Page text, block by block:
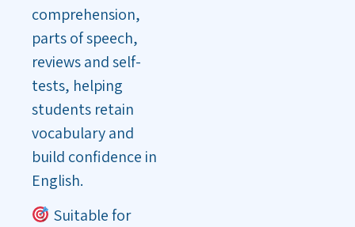
comprehension,
parts of speech,
reviews and self-
tests, helping
students retain
vocabulary and
build confidence in
English.
Suitable for